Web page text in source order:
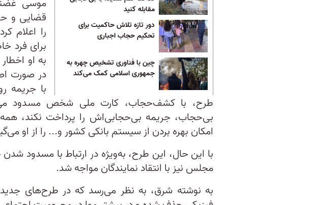
مقابله کنید
دور تازه تلاش حاکمیت برای
تحکیم حجاب اجباری
چین با فناوری تشخیص چهره به
جمهوری اسلامی کمک می‌کند
موسی
قضایی و
را اعلام
برای فرد
به او
در صورت
با جریمه
طرح، با کشف‌حجاب، کارت ملی شخص مسدود
بی‌حجاب، جریمه بی‌حجابی‌اش را پرداخت نکند،
امکان بهره بردن از سیستم بانکی کشور و... را از او
با این حال، این طرح، به‌ویژه در ارتباط با مسدود
مجلس نیز با انتقاد نمایندگان مواجه شد.
به نوشته شرق، به نظر می‌رسد که در طرح‌های